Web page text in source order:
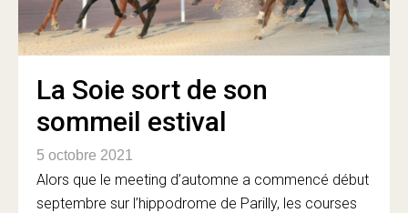
La Soie sort de son
sommeil estival
5 octobre 2021
Alors que le meeting d’automne a commencé début
septembre sur l’hippodrome de Parilly, les courses